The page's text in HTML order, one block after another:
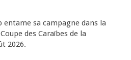
sa campagne dans la
des Caraïbes de la
2026.